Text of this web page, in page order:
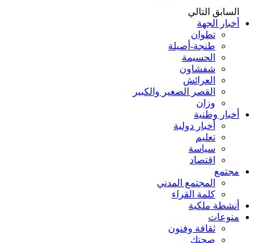
السابق التالي
أخبار الجهة
تطوان
طنجة-أصيلة
الحسيمة
شفشاون
العرائش
القصر الصغير والكبير
وزان
أخبار وطنية
أخبار دولية
تعليم
سياسة
اقتصاد
مجتمع
المجتمع المدني
كلمة القراء
أنشطة ملكية
منوعات
ثقافة وفنون
صحتك